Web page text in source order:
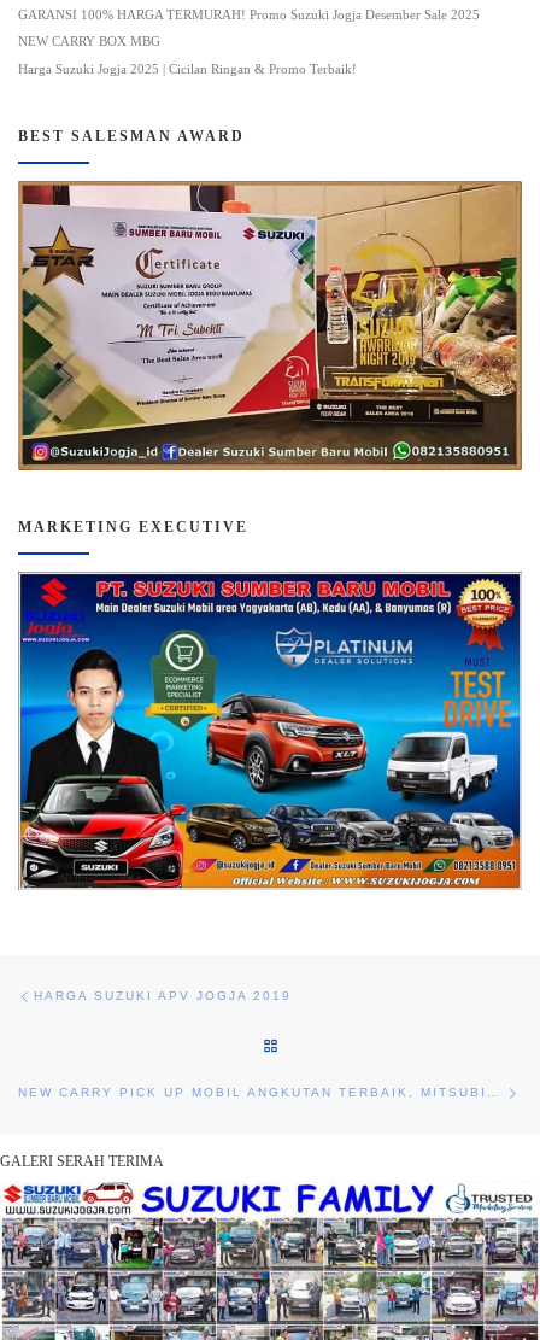
GARANSI 100% HARGA TERMURAH! Promo Suzuki Jogja Desember Sale 2025
NEW CARRY BOX MBG
Harga Suzuki Jogja 2025 | Cicilan Ringan & Promo Terbaik!
BEST SALESMAN AWARD
MARKETING EXECUTIVE
HARGA SUZUKI APV JOGJA 2019
NEW CARRY PICK UP MOBIL ANGKUTAN TERBAIK, MITSUBISHI T120SS STOP PRODUKSI
GALERI SERAH TERIMA